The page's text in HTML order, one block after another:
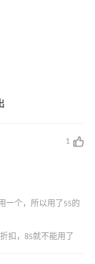
1
一个，所以用了55的
扣，85就不能用了